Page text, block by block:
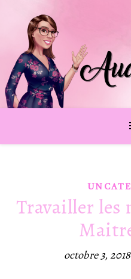
Travailler les
octobre 3, 2018